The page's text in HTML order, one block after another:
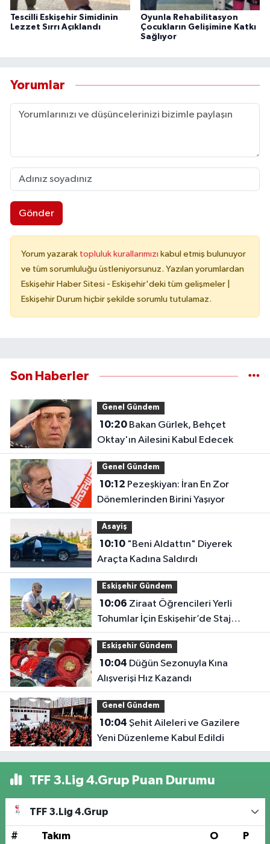
Tescilli Eskişehir Simidinin
Lezzet Sırrı Açıklandı
Oyunla Rehabilitasyon
Çocukların Gelişimine Katkı
Sağlıyor
Yorumlar
Gönder
Yorum yazarak topluluk kurallarımızı kabul etmiş bulunuyor
ve tüm sorumluluğu üstleniyorsunuz. Yazılan yorumlardan
Eskişehir Haber Sitesi - Eskişehir'deki tüm gelişmeler |
Eskişehir Durum hiçbir şekilde sorumlu tutulamaz.
Son Haberler
Genel Gündem
10:20Bakan Gürlek, Behçet
Oktay'ın Ailesini Kabul Edecek
Genel Gündem
10:12
Dönemlerinden Birini Yaşıyor
Asayiş
10:10"Beni Aldattın" Diyerek
Araçta Kadına Saldırdı
Eskişehir Gündem
10:06
Tohumlar İçin Eskişehir’de Staj
Yapıyor
Eskişehir Gündem
10:04
Alışverişi Hız Kazandı
Genel Gündem
10:04
Yeni Düzenleme Kabul Edildi
TFF 3.Lig 4.Grup Puan Durumu
TFF 3.Lig 4.Grup
# Takım O P